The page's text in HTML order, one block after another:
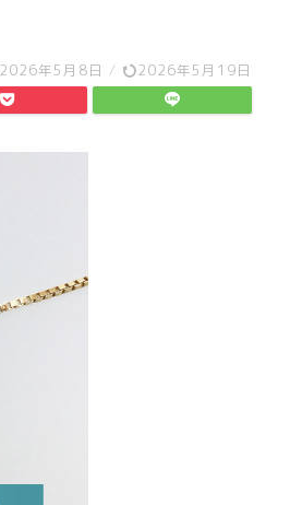
2026年5月8日 / 2026年5月19日